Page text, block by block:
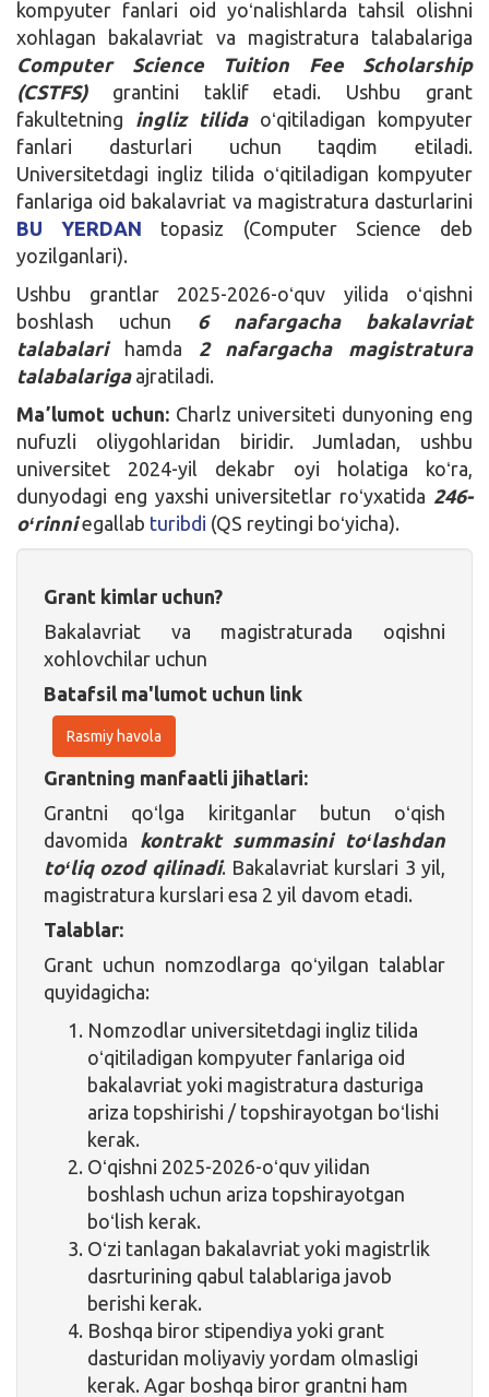
kompyuter fanlari oid yoʻnalishlarda tahsil olishni
xohlagan bakalavriat va magistratura talabalariga
Computer Science Tuition Fee Scholarship
(CSTFS)grantini taklif etadi. Ushbu grant
fakultetning ingliz tilida oʻqitiladigan kompyuter
fanlari dasturlari uchun taqdim etiladi.
Universitetdagi ingliz tilida oʻqitiladigan kompyuter
fanlariga oid bakalavriat va magistratura dasturlarini
BU YERDAN topasiz (Computer Science deb
yozilganlari).
Ushbu grantlar 2025-2026-oʻquv yilida oʻqishni
boshlash uchun 6 nafargacha bakalavriat
talabalarihamda 2 nafargacha magistratura
talabalariga ajratiladi.
Maʼlumot uchun:Charlz universiteti dunyoning eng
nufuzli oliygohlaridan biridir. Jumladan, ushbu
universitet 2024-yil dekabr oyi holatiga koʻra,
dunyodagi eng yaxshi universitetlar roʻyxatida 246-
oʻrinni egallab turibdi (QS reytingi boʻyicha).
Grant kimlar uchun?
Bakalavriat va magistraturada oqishni
xohlovchilar uchun
Batafsil ma'lumot uchun link
Rasmiy havola
Grantning manfaatli jihatlari:
Grantni qoʻlga kiritganlar butun oʻqish
davomida
kontrakt summasini toʻlashdan
toʻliq ozod qilinadi. Bakalavriat kurslari 3 yil,
magistratura kurslari esa 2 yil davom etadi.
Talablar:
Grant uchun nomzodlarga qoʻyilgan talablar
quyidagicha:
Nomzodlar universitetdagi ingliz tilida
oʻqitiladigan kompyuter fanlariga oid
bakalavriat yoki magistratura dasturiga
ariza topshirishi / topshirayotgan boʻlishi
kerak.
Oʻqishni 2025-2026-oʻquv yilidan
boshlash uchun ariza topshirayotgan
boʻlish kerak.
Oʻzi tanlagan bakalavriat yoki magistrlik
dasrturining qabul talablariga javob
berishi kerak.
Boshqa biror stipendiya yoki grant
dasturidan moliyaviy yordam olmasligi
kerak. Agar boshqa biror grantni ham